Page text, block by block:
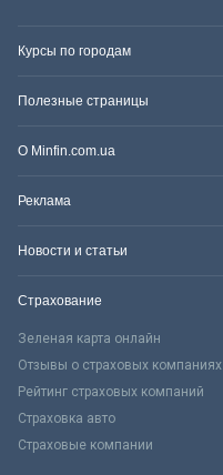
Курсы по городам
Полезные страницы
О Minfin.com.ua
Реклама
Новости и статьи
Страхование
Зеленая карта онлайн
Отзывы о страховых компаниях
Рейтинг страховых компаний
Страховка авто
Страховые компании